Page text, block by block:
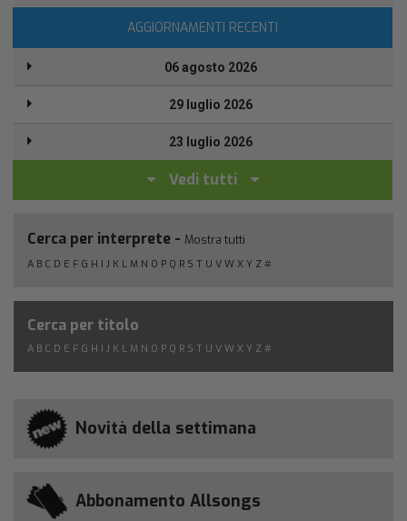
AGGIORNAMENTI RECENTI
06 agosto 2026
29 luglio 2026
23 luglio 2026
Vedi tutti
Cerca per interprete - Mostra tutti
A B C D E F G H I J K L M N O P Q R S T U V W X Y Z #
Cerca per titolo
A B C D E F G H I J K L M N O P Q R S T U V W X Y Z #
Novità della settimana
Abbonamento Allsongs